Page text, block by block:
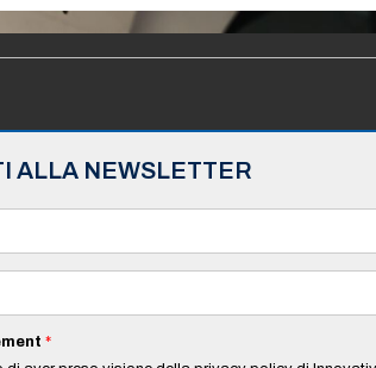
ALLA NEWSLETTER
*